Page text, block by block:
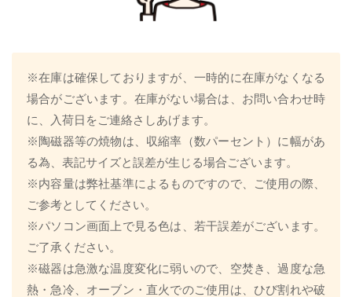
※在庫は確保しておりますが、一時的に在庫がなくなる
場合がございます。在庫がない場合は、お問い合わせ時
に、入荷日をご連絡さしあげます。
※陶磁器等の焼物は、収縮率（数パーセント）に幅があ
る為、表記サイズと誤差が生じる場合ございます。
※内容量は弊社基準によるものですので、ご使用の際、
ご参考としてください。
※パソコン画面上で見る色は、若干誤差がございます。
ご了承ください。
※磁器は急激な温度変化に弱いので、空焚き、過度な急
熱・急冷、オーブン・直火でのご使用は、ひび割れや破